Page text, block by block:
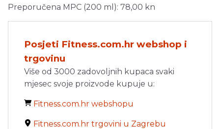
Preporučena MPC (200 ml): 78,00 kn
Posjeti Fitness.com.hr webshop i
trgovinu
Više od 3000 zadovoljnih kupaca svaki
mjesec svoje proizvode kupuje u:
Fitness.com.hr webshopu
Fitness.com.hr trgovini u Zagrebu